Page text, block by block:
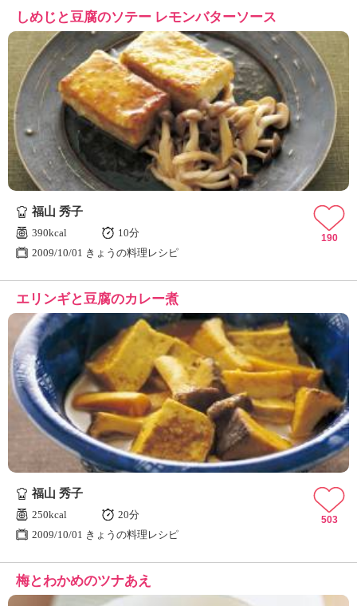
しめじと豆腐のソテー レモンバターソース
福山 秀子
390kcal
10分
2009/10/01 きょうの料理レシピ
190
エリンギと豆腐のカレー煮
福山 秀子
250kcal
20分
2009/10/01 きょうの料理レシピ
503
梅とわかめのツナあえ